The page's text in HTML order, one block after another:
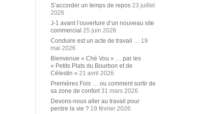
S’accorder un temps de repos 23 juillet
2026
J-1 avant l’ouverture d’un nouveau site
commercial 25 juin 2026
Conduire est un acte de travail … 19
mai 2026
Bienvenue « Ché Vou » … par les
« Petits Plats du Bourbon et de
Célestin » 21 avril 2026
Premières Fois … ou comment sortir de
sa zone de confort 31 mars 2026
Devons-nous aller au travail pour
perdre la vie ? 19 février 2026